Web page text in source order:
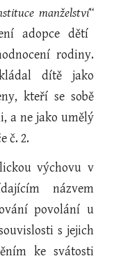
manželství“
adopce dětí
rodiny.
dítě jako
kteří se sobě
a ne jako umělý
č. 2.
výchovu v
názvem
povolání u
s jejich
ke svátosti